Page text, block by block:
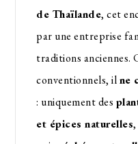
de Thaïlande, cet
par une entreprise
traditions anciennes.
conventionnels, ilne
: uniquement des
et épices naturelles